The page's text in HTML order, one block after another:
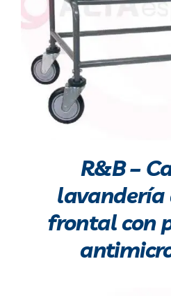
R&B –
lavandería
frontal con